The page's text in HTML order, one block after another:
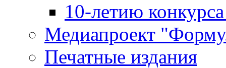
10-летию
Медиапроект
Печатные издания